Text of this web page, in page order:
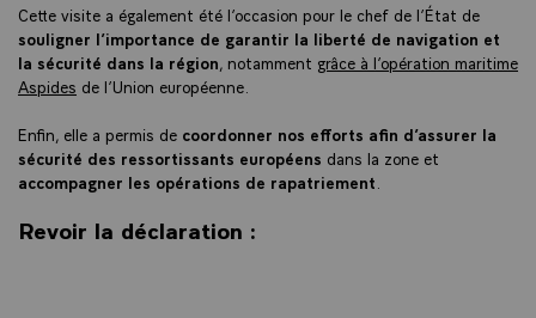
Cette visite a également été l’occasion pour le chef de l’État de
souligner l’importance de garantir la liberté de navigation et
la sécurité dans la région , notamment grâce à l’opération maritime
Aspides de l’Union européenne.
Enfin, elle a permis de coordonner nos efforts afin d’assurer la
sécurité des ressortissants européens dans la zone et
accompagner les opérations de rapatriement
Revoir la déclaration :